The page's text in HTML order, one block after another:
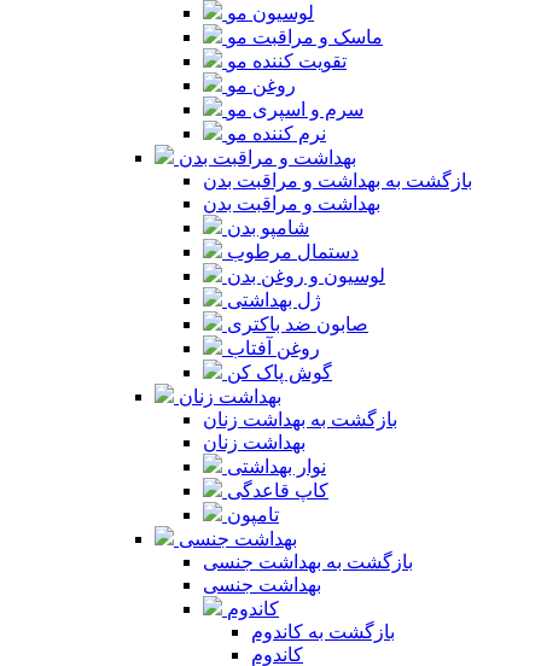
لوسیون مو
ماسک و مراقبت مو
تقویت کننده مو
روغن مو
سرم و اسپری مو
نرم کننده مو
بهداشت و مراقبت بدن
بازگشت به بهداشت و مراقبت بدن
بهداشت و مراقبت بدن
شامپو بدن
دستمال مرطوب
لوسیون و روغن بدن
ژل بهداشتی
صابون ضد باکتری
روغن آفتاب
گوش پاک کن
بهداشت زنان
بازگشت به بهداشت زنان
بهداشت زنان
نوار بهداشتی
کاپ قاعدگی
تامپون
بهداشت جنسی
بازگشت به بهداشت جنسی
بهداشت جنسی
کاندوم
بازگشت به کاندوم
کاندوم